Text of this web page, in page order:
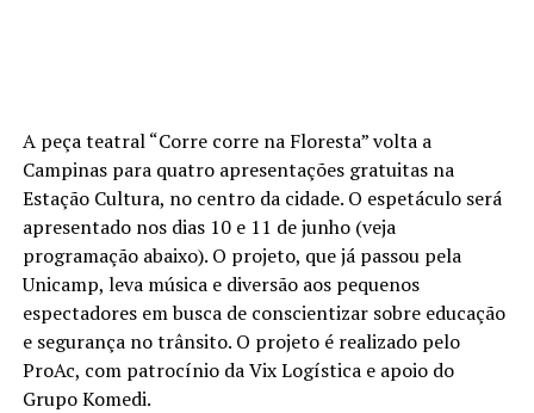
A peça teatral “Corre corre na Floresta” volta a
Campinas para quatro apresentações gratuitas na
Estação Cultura, no centro da cidade. O espetáculo será
apresentado nos dias 10 e 11 de junho (veja
programação abaixo). O projeto, que já passou pela
Unicamp, leva música e diversão aos pequenos
espectadores em busca de conscientizar sobre educação
e segurança no trânsito. O projeto é realizado pelo
ProAc, com patrocínio da Vix Logística e apoio do
Grupo Komedi.